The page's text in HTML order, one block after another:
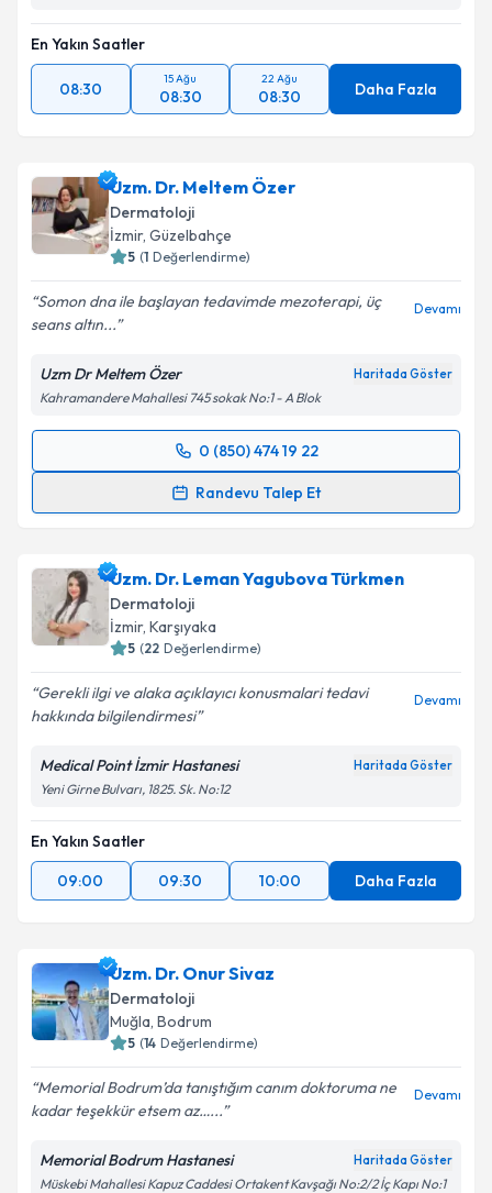
En Yakın Saatler
08:30
15 Ağu
08:30
22 Ağu
08:30 Daha Fazla
Uzm. Dr. Meltem Özer
Dermatoloji
İzmir, Güzelbahçe
5 (1 Değerlendirme)
Somon dna ile başlayan tedavimde mezoterapi, üç
seans altın...
Devamı
Uzm Dr Meltem Özer Haritada Göster
Kahramandere Mahallesi 745 sokak No:1 - A Blok
0 (850) 474 19 22
Randevu Talep Et
Randevu Takvimi Talebi
takvim hazırlandığında e-posta ile bilgilendireceğiz.
E-posta Adresiniz
Kişisel verilerimin işlenmesine ilişkin
Metni
kapsamda işlenmesini kabul ediyorum.
Uzm. Dr. Leman Yagubova Türkmen
Dermatoloji
İzmir, Karşıyaka
5 (22 Değerlendirme)
Gerekli ilgi ve alaka açıklayıcı konusmalari tedavi
hakkında bilgilendirmesi
Devamı
Medical Point İzmir Hastanesi Haritada Göster
Yeni Girne Bulvarı, 1825. Sk. No:12
En Yakın Saatler
09:00
09:30 10:00 Daha Fazla
Uzm. Dr. Onur Sivaz
Dermatoloji
Muğla, Bodrum
5 (14 Değerlendirme)
Memorial Bodrum’da tanıştığım canım doktoruma ne
kadar teşekkür etsem az…...
Devamı
Memorial Bodrum Hastanesi Haritada Göster
Müskebi Mahallesi Kapuz Caddesi Ortakent Kavşağı No:2/2 İç Kapı No:1